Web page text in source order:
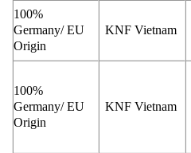
100%
Germany/ EU
Origin
KNF Vietnam
100%
Germany/ EU
Origin
KNF Vietnam